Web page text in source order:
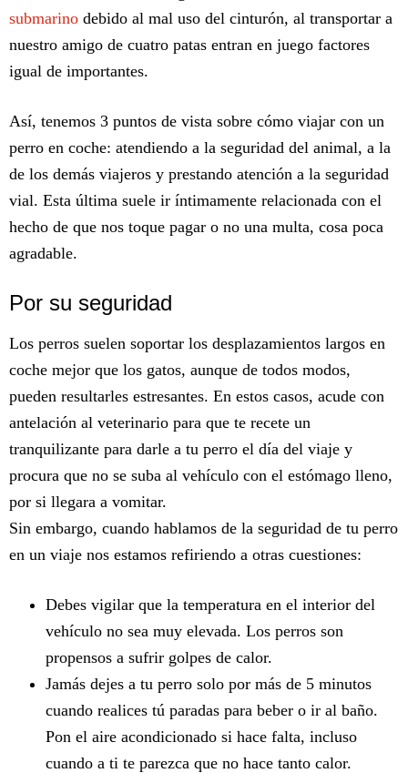
submarino debido al mal uso del cinturón, al transportar a
nuestro amigo de cuatro patas entran en juego factores
igual de importantes.
Así, tenemos 3 puntos de vista sobre cómo viajar con un
perro en coche: atendiendo a la seguridad del animal, a la
de los demás viajeros y prestando atención a la seguridad
vial. Esta última suele ir íntimamente relacionada con el
hecho de que nos toque pagar o no una multa, cosa poca
agradable.
Por su seguridad
Los perros suelen soportar los desplazamientos largos en
coche mejor que los gatos, aunque de todos modos,
pueden resultarles estresantes. En estos casos, acude con
antelación al veterinario para que te recete un
tranquilizante para darle a tu perro el día del viaje y
procura que no se suba al vehículo con el estómago lleno,
por si llegara a vomitar.
Sin embargo, cuando hablamos de la seguridad de tu perro
en un viaje nos estamos refiriendo a otras cuestiones:
Debes vigilar que la temperatura en el interior del
vehículo no sea muy elevada. Los perros son
propensos a sufrir golpes de calor.
Jamás dejes a tu perro solo por más de 5 minutos
cuando realices tú paradas para beber o ir al baño.
Pon el aire acondicionado si hace falta, incluso
cuando a ti te parezca que no hace tanto calor.